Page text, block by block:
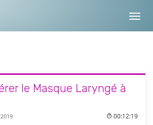
le Masque Laryngé à
00:12:19